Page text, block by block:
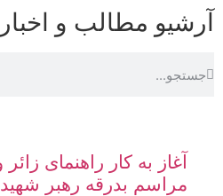
آرشیو مطالب و اخبار
مراسم بدرقه رهبر شهید